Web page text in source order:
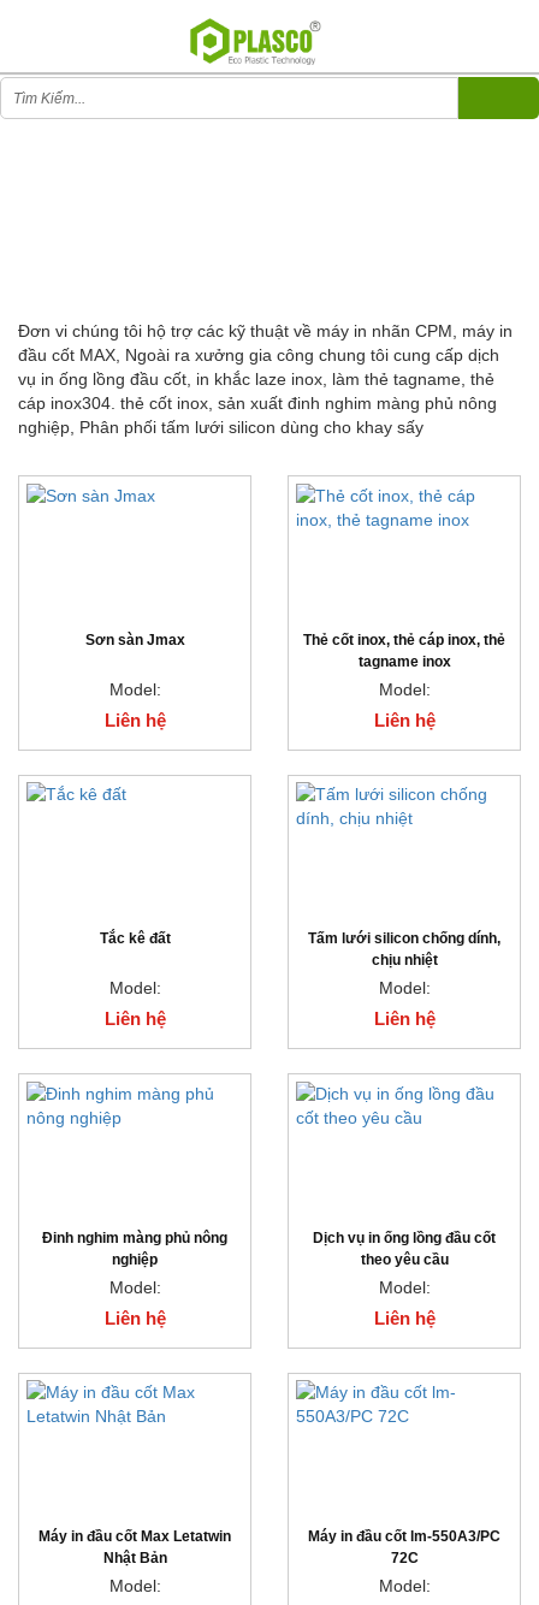
Đơn vi chúng tôi hộ trợ các kỹ thuật về máy in nhãn CPM, máy in
đầu cốt MAX, Ngoài ra xưởng gia công chung tôi cung cấp dịch
vụ in ống lồng đầu cốt, in khắc laze inox, làm thẻ tagname, thẻ
cáp inox304. thẻ cốt inox, sản xuất đinh nghim màng phủ nông
nghiệp, Phân phối tấm lưới silicon dùng cho khay sấy
Sơn sàn Jmax
Model:
Liên hệ
Thẻ cốt inox, thẻ cáp inox, thẻ
tagname inox
Model:
Liên hệ
Tắc kê đất
Model:
Liên hệ
Tấm lưới silicon chống dính,
chịu nhiệt
Model:
Liên hệ
Đinh nghim màng phủ nông
nghiệp
Model:
Liên hệ
Dịch vụ in ống lồng đầu cốt
theo yêu cầu
Model:
Liên hệ
Máy in đầu cốt Max Letatwin
Nhật Bản
Model:
Máy in đầu cốt lm-550A3/PC
72C
Model: